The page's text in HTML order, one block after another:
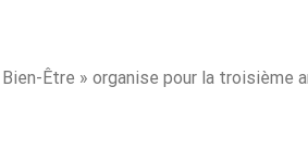
Être » organise pour la troisième